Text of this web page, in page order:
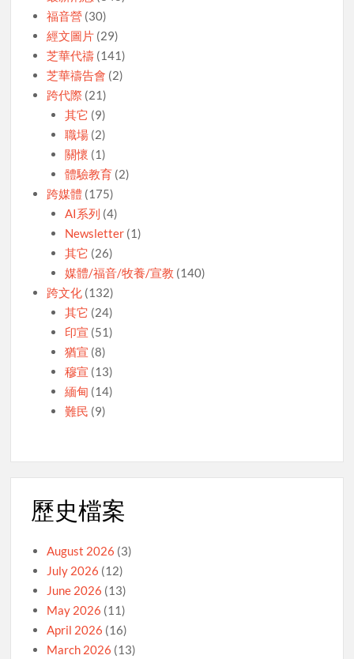
福音營 (30)
經文圖片 (29)
芝華代禱 (141)
芝華禱告會 (2)
跨代際 (21)
其它 (9)
職場(2)
關懷 (1)
體驗教育(2)
跨媒體 (175)
AI系列 (4)
Newsletter(1)
其它 (26)
媒體/福音/牧養/宣教 (140)
跨文化 (132)
其它 (24)
印宣 (51)
猶宣 (8)
穆宣 (13)
緬甸 (14)
難民 (9)
歷史檔案
August 2026 (3)
July 2026 (12)
June 2026 (13)
May 2026 (11)
April 2026 (16)
March 2026 (13)